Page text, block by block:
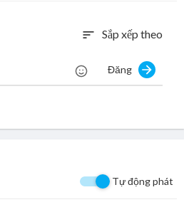
sort Sắp xếp theo
Đăng
Tự động phát